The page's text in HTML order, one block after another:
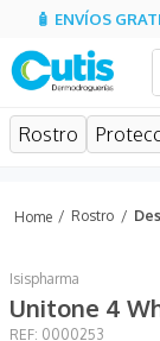
🧴 ENVÍOS
Rostro
Rostro
Isispharma
Unitone 4
: 0000253
MÁS